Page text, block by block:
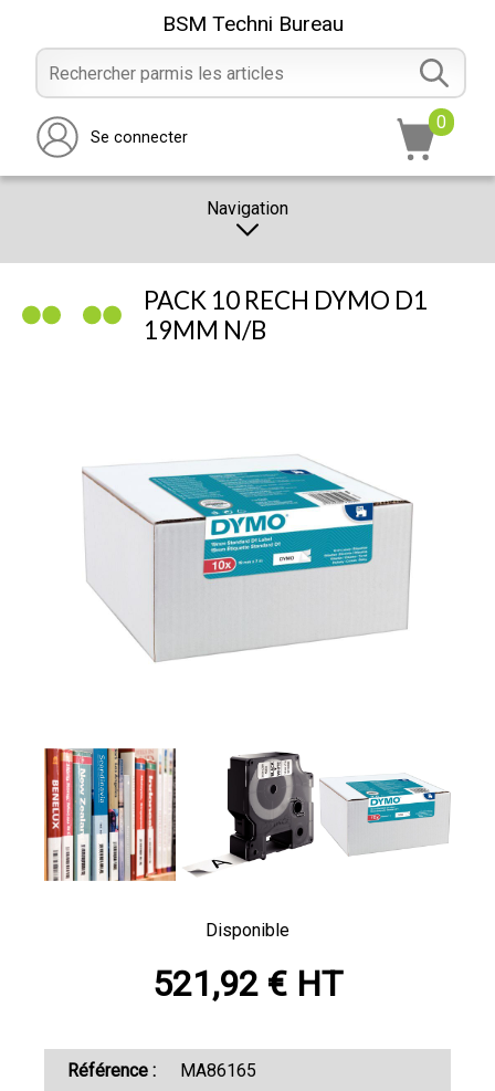
BSM Techni Bureau
Se connecter
0
Navigation
PROMOTION
PACK 10 RECH DYMO D1
19MM N/B
Disponible
521,92 € HT
Référence : MA86165